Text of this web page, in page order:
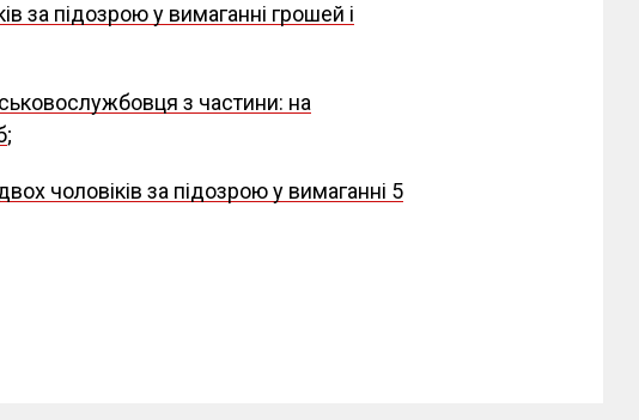
за підозрою у вимаганні грошей і
з частини: на
;
чоловіків за підозрою у вимаганні 5